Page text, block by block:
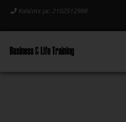
Καλέστε με: 2102512988